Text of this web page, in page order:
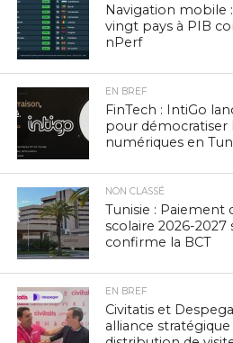
Navigation mobile
vingt pays à PIB
nPerf
EN BREF
FinTech : IntiGo
pour démocratiser
numériques en
NON CLASSÉ
Tunisie : Paiement
scolaire 2026-2027
confirme la BCT
EN BREF
Civitatis et
alliance